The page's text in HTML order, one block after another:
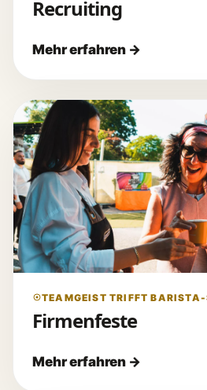
Recruiting
TEAMGEIST TRIFFT BARISTA-
Firmenfeste